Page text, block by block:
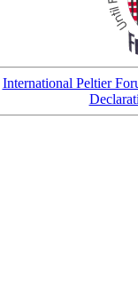
International Peltier